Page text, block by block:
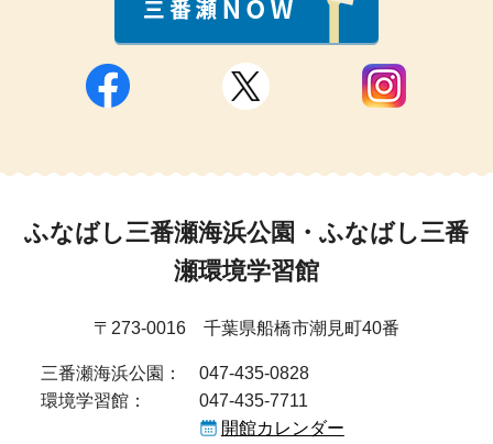
ふなばし三番瀬海浜公園・ふなばし三番
瀬環境学習館
〒273-0016 千葉県船橋市潮見町40番
三番瀬海浜公園：
047-435-0828
環境学習館：
047-435-7711
開館カレンダー